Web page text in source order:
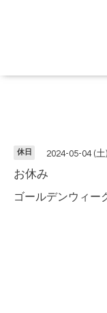
休日 2024-05-04 (土)
お休み
ゴールデンウィー